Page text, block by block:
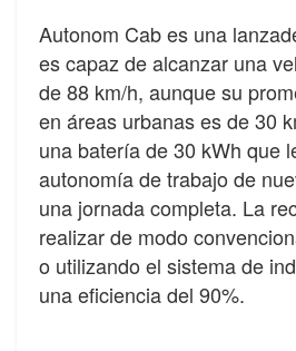
Autonom Cab es una
es capaz de alcanzar una
de 88 km/h, aunque su
en áreas urbanas es de 30
una batería de 30 kWh que
autonomía de trabajo de
una jornada completa. La
realizar de modo
o utilizando el sistema de
una eficiencia del 90%.